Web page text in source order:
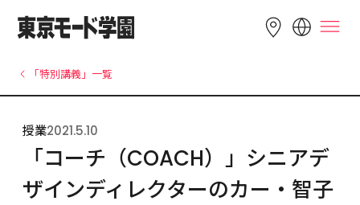
English 简体中文 繁體中文
한국어 Tiếng Việt
Indonesia
「特別講義」一覧
授業2021.5.10
「コーチ（COACH）」シニアデ
ザインディレクターのカー・智子